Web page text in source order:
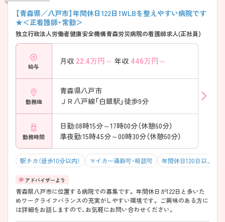
【青森県／八戸市】年間休日122日！WLBを整えやすい病院です
★＜正看護師・常勤＞
独立行政法人労働者健康安全機構青森労災病院の看護師求人(正社員)
給与
月収 22.4万円～ 年収 446万円～
勤務地
青森県八戸市
ＪＲ八戸線「白銀駅」徒歩9分
勤務時間
日勤:08時15分～17時00分（休憩60分）
準夜勤:15時45分～00時30分（休憩60分）
駅チカ（徒歩10分以内） マイカー通勤可・相談可 年間休日120日以上
青森県八戸市に位置する病院での募集です。 年間休日が122日と多いた
めワークライフバランスの充実がしやすい環境です。 ご興味のある方に
は詳細をお話しますので、お気軽にお問い合わせください。